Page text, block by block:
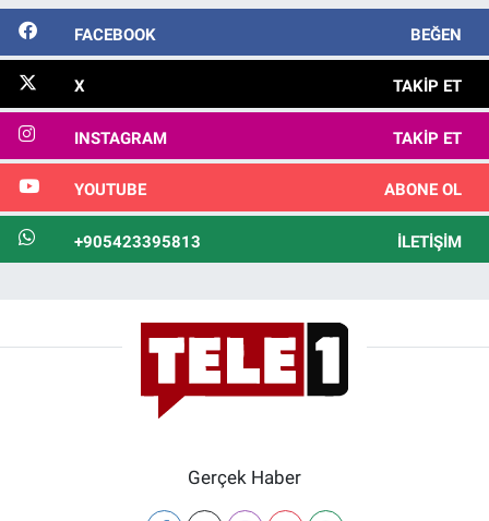
FACEBOOK BEĞEN
X TAKIP ET
INSTAGRAM TAKIP ET
YOUTUBE ABONE OL
+905423395813 İLETIŞIM
Gerçek Haber